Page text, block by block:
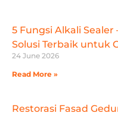
5 Fungsi Alkali
Solusi Terbaik untuk
24 June 2026
Read More »
Restorasi Fasad